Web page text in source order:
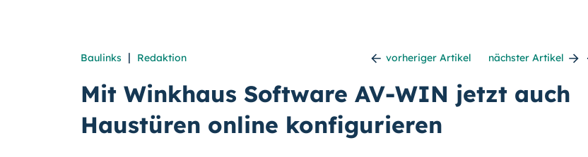
Baulinks | Redaktion vorheriger Artikel nächster Artikel
Mit Winkhaus Software AV-WIN jetzt auch
Haustüren online konfigurieren